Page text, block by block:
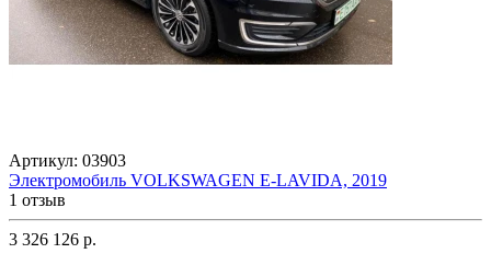
Артикул: 03903
Электромобиль VOLKSWAGEN E-LAVIDA, 2019
1 отзыв
3 326 126 р.